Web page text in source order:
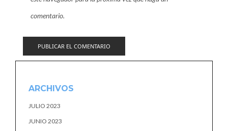
comentario.
ARCHIVOS
JULIO 2023
JUNIO 2023